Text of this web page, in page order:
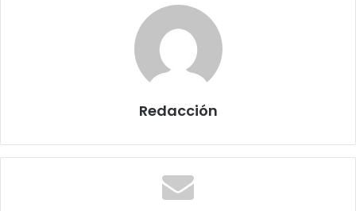
Redacción